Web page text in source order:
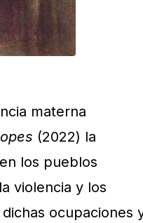
materna
(2022) la
los pueblos
violencia y los
ocupaciones